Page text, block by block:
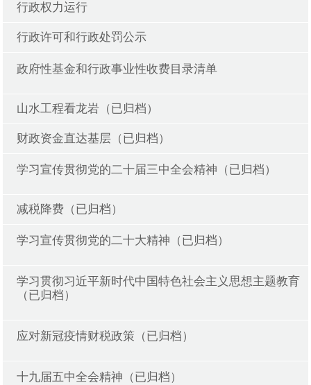
行政权力运行
行政许可和行政处罚公示
政府性基金和行政事业性收费目录清单
山水工程看龙岩（已归档）
财政资金直达基层（已归档）
学习宣传贯彻党的二十届三中全会精神（已归档）
减税降费（已归档）
学习宣传贯彻党的二十大精神（已归档）
学习贯彻习近平新时代中国特色社会主义思想主题教育
（已归档）
应对新冠疫情财税政策（已归档）
十九届五中全会精神（已归档）